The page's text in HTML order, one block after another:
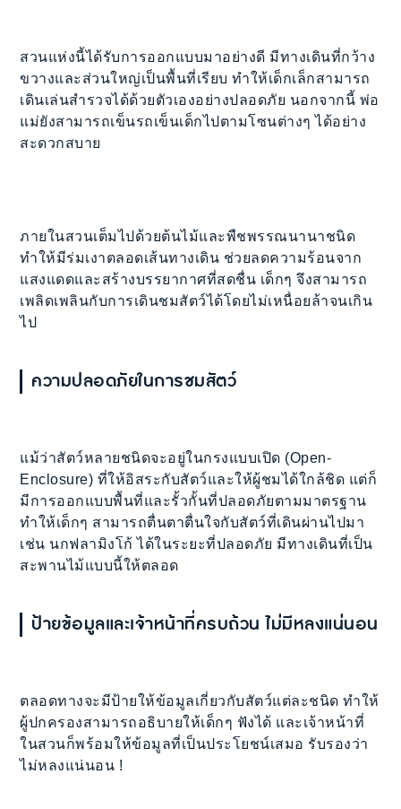
สวนแห่งนี้ได้รับการออกแบบมาอย่างดี มีทางเดินที่กว้าง
ขวางและส่วนใหญ่เป็นพื้นที่เรียบ ทำให้เด็กเล็กสามารถ
เดินเล่นสำรวจได้ด้วยตัวเองอย่างปลอดภัย นอกจากนี้ พ่อ
แม่ยังสามารถเข็นรถเข็นเด็กไปตามโซนต่างๆ ได้อย่าง
สะดวกสบาย
ภายในสวนเต็มไปด้วยต้นไม้และพืชพรรณนานาชนิด
ทำให้มีร่มเงาตลอดเส้นทางเดิน ช่วยลดความร้อนจาก
แสงแดดและสร้างบรรยากาศที่สดชื่น เด็กๆ จึงสามารถ
เพลิดเพลินกับการเดินชมสัตว์ได้โดยไม่เหนื่อยล้าจนเกิน
ไป
ความปลอดภัยในการชมสัตว์
แม้ว่าสัตว์หลายชนิดจะอยู่ในกรงแบบเปิด (Open-
Enclosure) ที่ให้อิสระกับสัตว์และให้ผู้ชมได้ใกล้ชิด แต่ก็
มีการออกแบบพื้นที่และรั้วกั้นที่ปลอดภัยตามมาตรฐาน
ทำให้เด็กๆ สามารถตื่นตาตื่นใจกับสัตว์ที่เดินผ่านไปมา
เช่น นกฟลามิงโก้ ได้ในระยะที่ปลอดภัย มีทางเดินที่เป็น
สะพานไม้แบบนี้ให้ตลอด
ป้ายข้อมูลและเจ้าหน้าที่ครบถ้วน ไม่มีหลงแน่นอน
ตลอดทางจะมีป้ายให้ข้อมูลเกี่ยวกับสัตว์แต่ละชนิด ทำให้
ผู้ปกครองสามารถอธิบายให้เด็กๆ ฟังได้ และเจ้าหน้าที่
ในสวนก็พร้อมให้ข้อมูลที่เป็นประโยชน์เสมอ รับรองว่า
ไม่หลงแน่นอน !